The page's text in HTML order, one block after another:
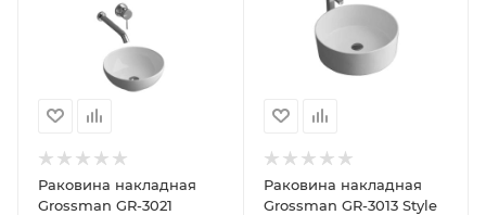
Раковина накладная
Grossman GR-3021
Раковина накладная
Grossman GR-3013 Style